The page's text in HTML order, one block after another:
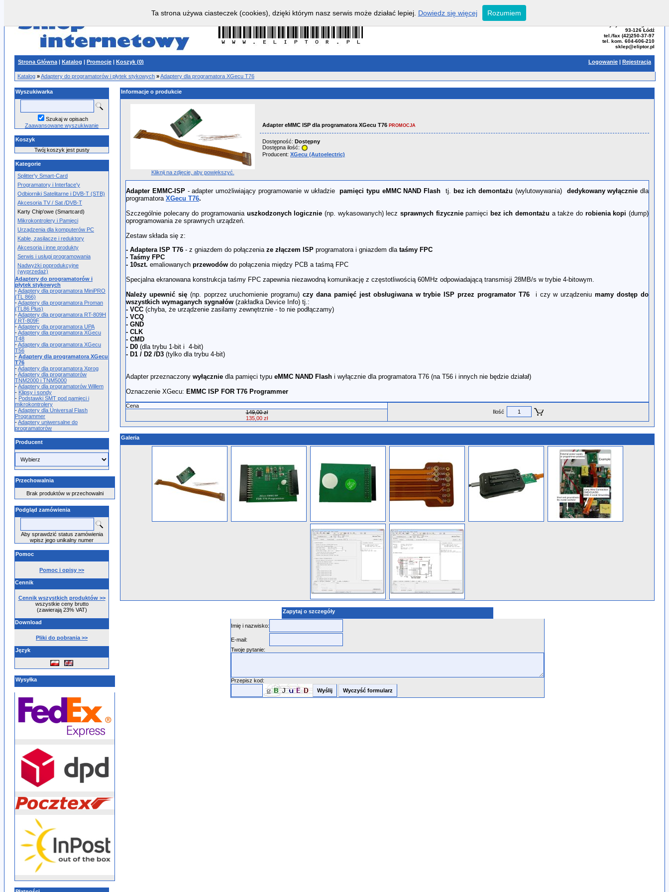
93-126 Łódź
tel./fax (42)250-37-97
tel. kom. 604-606-210
sklep@eliptor.pl
Strona Główna | Katalog | Promocje | Koszyk (0) Logowanie | Rejestracja
Katalog »Adaptery do programatorów i płytek stykowych »Adaptery dla programatora XGecu T76
Wyszukiwarka
Szukaj w opisach
Zaawansowane wyszukiwanie
Koszyk
Twój koszyk jest pusty
Kategorie
Splitter'y Smart-Card
Programatory i Interface'y
Odbiorniki Satelitarne i DVB-T (STB)
Akcesoria TV / Sat /DVB-T
Karty Chip'owe (Smartcard)
Mikrokontrolery i Pamięci
Urządzenia dla komputerów PC
Kable, zasilacze i reduktory
Akcesoria i inne produkty
Serwis i usługi programowania
Nadwyżki poprodukcyjne
(wyprzedaż)
Adaptery do programatorów i
płytek stykowych
-Adaptery dla programatora MiniPRO
(TL 866)
-Adaptery dla programatora Proman
(TL86 Plus)
-Adaptery dla programatora RT-809H
/ RT-809F
-Adaptery dla programatora UPA
-Adaptery dla programatora XGecu
T48
-Adaptery dla programatora XGecu
T56
- Adaptery dla programatora XGecu
T76
-Adaptery dla programatora Xprog
-Adaptery dla programatorów
TNM2000 i TNM5000
-Adaptery dla programatorów Willem
- Klipsy i sondy
- Podstawki SMT pod pamięci i
mikrokontrolery
-Adaptery dla Universal Flash
Programmer
-Adaptery uniwersalne do
programatorów
Producent
Przechowalnia
Brak produktów w przechowalni
Podgląd zamówienia
Aby sprawdzić status zamówienia
wpisz jego unikalny numer
Pomoc
Pomoc i opisy >>
Cennik
Cennik wszystkich produktów >>
wszystkie ceny brutto
(zawierają 23% VAT)
Download
Pliki do pobrania >>
Język
Wysyłka
Informacje o produkcie
Kliknij na zdjęcie, aby powiększyć.
Adapter eMMC ISP dla programatora XGecu T76 PROMOCJA
Dostępność: Dostępny
Dostępna ilość:
Producent: XGecu (Autoelectric)
Adapter EMMC-ISP - adapter umożliwiający programowanie w układziepamięci typu eMMC NAND Flash tj. bez ich demontażu (wylutowywania) dedykowany wyłączniedla
programatora XGecu T76.
Szczególnie polecany do programowania uszkodzonych logicznie (np. wykasowanych) lecz sprawnych fizyczniepamięci bez ich demontażu a także do robienia kopi (dump)
oprogramowania ze sprawnych urządzeń.
Zestaw składa się z:
- Adaptera ISP T76 - z gniazdem do połączenia ze złączem ISP programatora i gniazdem dla taśmy FPC
- Taśmy FPC
- 10szt. emaliowanych przewodów do połączenia między PCB a taśmą FPC
Specjalna ekranowana konstrukcja taśmy FPC zapewnia niezawodną komunikację z częstotliwością 60MHz odpowiadającą transmisji 28MB/s w trybie 4-bitowym.
Należy upewnić się(np. poprzez uruchomienie programu)czy dana pamięć jest obsługiwana w trybie ISP przez programator T76 i czy w urządzeniumamy dostęp do
wszystkich wymaganych sygnałów (zakładka Device Info) tj.:
- VCC (chyba, że urządzenie zasilamy zewnętrznie - to nie podłączamy)
- VCQ
- GND
- CLK
- CMD
- D0 (dla trybu 1-bit i 4-bit)
- D1 / D2 /D3 (tylko dla trybu 4-bit)
Adapter przeznaczony wyłącznie dla pamięci typu eMMC NAND Flash i wyłącznie dla programatora T76 (na T56 i innych nie będzie działał)
Oznaczenie XGecu: EMMC ISP FOR T76 Programmer
Cena
Ilość
149,00 zł
135,00 zł
Galeria
Zapytaj o szczegóły
Imię i nazwisko:
E-mail:
Twoje pytanie:
Przepisz kod:
Ta strona używa ciasteczek (cookies), dzięki którym nasz serwis może działać lepiej. Dowiedz się więcej Rozumiem